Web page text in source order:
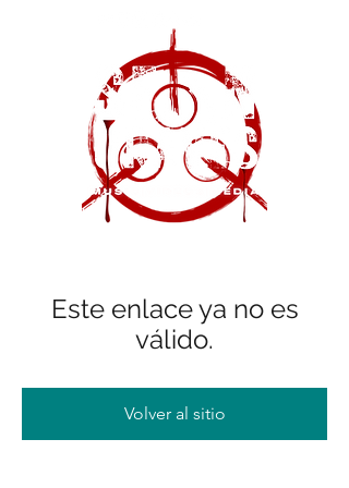
Este enlace ya no es
válido.
Volver al sitio